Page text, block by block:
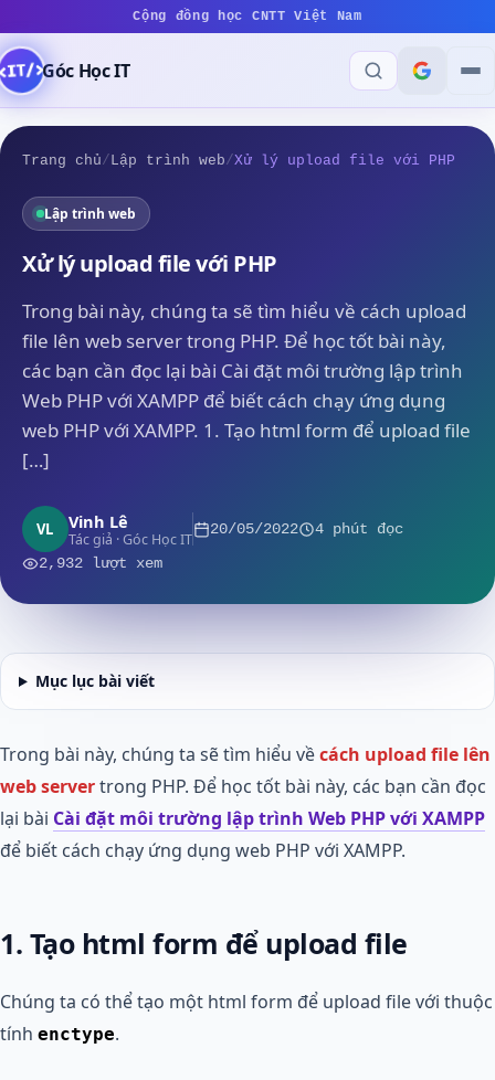
Cộng đồng học CNTT Việt Nam
Góc Học IT
Trang chủ/ Lập trình web/Xử lý upload file với PHP
Lập trình web
Xử lý upload file với PHP
Trong bài này, chúng ta sẽ tìm hiểu về cách upload
file lên web server trong PHP. Để học tốt bài này,
các bạn cần đọc lại bài Cài đặt môi trường lập trình
Web PHP với XAMPP để biết cách chạy ứng dụng
web PHP với XAMPP. 1. Tạo html form để upload file
[…]
VL Vinh Lê
Tác giả · Góc Học IT
20/05/2022 4 phút đọc
2,932 lượt xem
Mục lục bài viết
Trong bài này, chúng ta sẽ tìm hiểu vềcách upload file lên
web servertrong PHP. Để học tốt bài này, các bạn cần đọc
lại bài Cài đặt môi trường lập trình Web PHP với XAMPP
để biết cách chạy ứng dụng web PHP với XAMPP.
1. Tạo html form để upload file
Chúng ta có thể tạo một html form để upload file với thuộc
tính enctype.